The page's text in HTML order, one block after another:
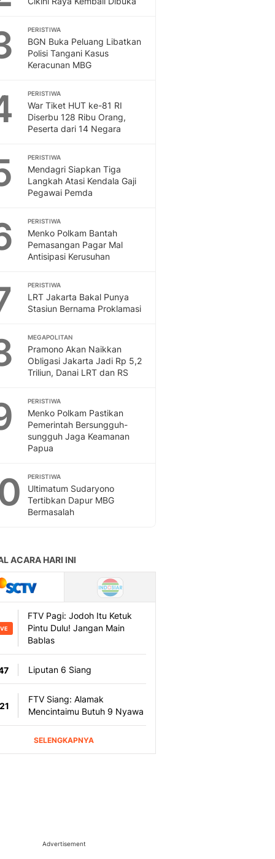
PERISTIWA
BGN Buka Peluang Libatkan
Polisi Tangani Kasus
Keracunan MBG
PERISTIWA
War Tiket HUT ke-81 RI
Diserbu 128 Ribu Orang,
Peserta dari 14 Negara
PERISTIWA
Mendagri Siapkan Tiga
Langkah Atasi Kendala Gaji
Pegawai Pemda
PERISTIWA
Menko Polkam Bantah
Pemasangan Pagar Mal
Antisipasi Kerusuhan
PERISTIWA
LRT Jakarta Bakal Punya
Stasiun Bernama Proklamasi
MEGAPOLITAN
Pramono Akan Naikkan
Obligasi Jakarta Jadi Rp 5,2
Triliun, Danai LRT dan RS
PERISTIWA
Menko Polkam Pastikan
Pemerintah Bersungguh-
sungguh Jaga Keamanan
Papua
PERISTIWA
Ultimatum Sudaryono
Tertibkan Dapur MBG
Bermasalah
Advertisement